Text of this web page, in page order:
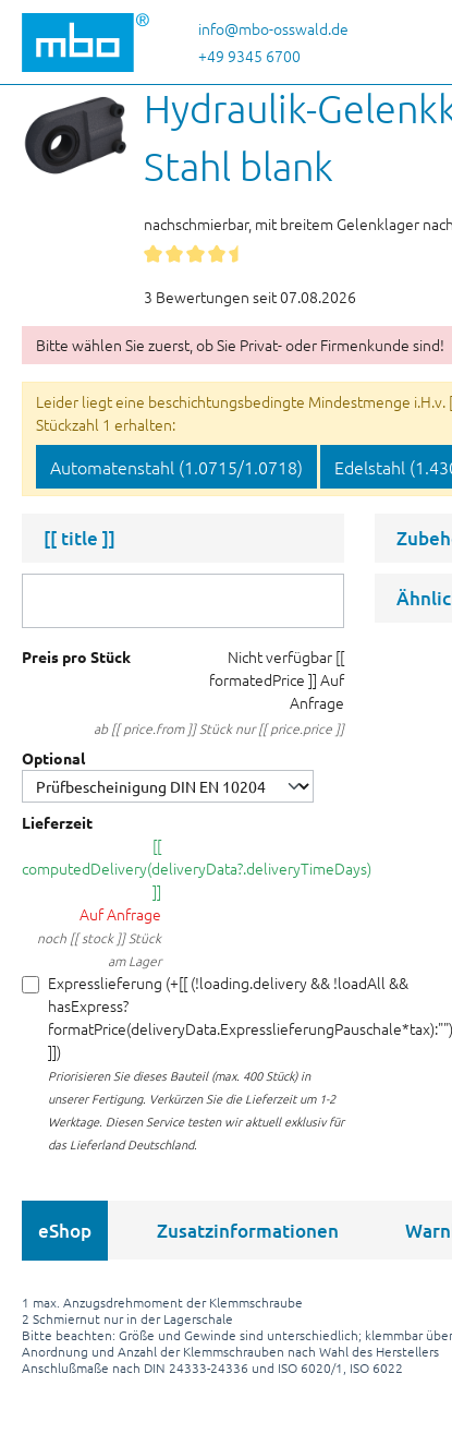
Hauptinhalt springen
Zur Suche springen
Zur Hauptnavigation springeninfo@mbo-osswald.de
+49 9345 6700
Hydraulik-
Stahl blank
nachschmierbar, mit breitem Gelenklager
3 Bewertungen seit 07.08.2026
Bitte wählen Sie zuerst, ob Sie Privat- oder Firmenkunde sind!
Leider liegt eine beschichtungsbedingte Mindestmenge
Stückzahl 1 erhalten:
Automatenstahl (1.0715/1.0718) Edelstahl
[[ title ]]
Preis pro Stück Nicht verfügbar [[
formatedPrice ]] Auf
Anfrage
ab [[ price.from ]] Stück nur [[ price.price ]]
Optional
Lieferzeit
[[
computedDelivery(deliveryData?.deliveryTimeDays)
]]
Auf Anfrage
noch [[ stock ]] Stück
am Lager
Expresslieferung (+[[ (!loading.delivery && !loadAll &&
hasExpress?
formatPrice(deliveryData.ExpresslieferungPauschale*tax):"")
]])
Priorisieren Sie dieses Bauteil (max. 400 Stück) in
unserer Fertigung. Verkürzen Sie die Lieferzeit um 1-2
Werktage. Diesen Service testen wir aktuell exklusiv für
das Lieferland Deutschland.
eShop Zusatzinformationen
1 max. Anzugsdrehmoment der Klemmschraube
2 Schmiernut nur in der Lagerschale
Bitte beachten: Größe und Gewinde sind unterschiedlich; klemmbar
Anordnung und Anzahl der Klemmschrauben nach Wahl des Herstellers
Anschlußmaße nach DIN 24333-24336 und ISO 6020/1, ISO 6022